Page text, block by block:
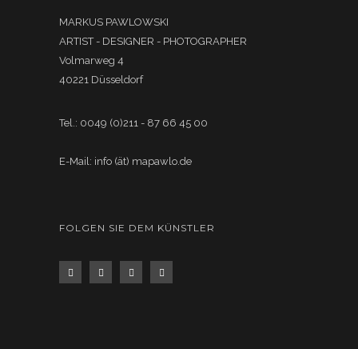
MARKUS PAWLOWSKI
ARTIST - DESIGNER - PHOTOGRAPHER
Volmarweg 4
40221 Düsseldorf
Tel.: 0049 (0)211 - 87 66 45 00
E-Mail: info (ät) mapawlo.de
FOLGEN SIE DEM KÜNSTLER